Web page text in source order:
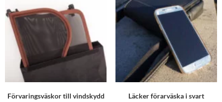
Förvaringsväskor till vindskydd Läcker förarväska i svart